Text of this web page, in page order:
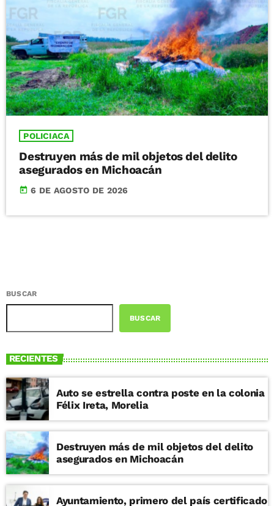
POLICIACA
Destruyen más de mil objetos del delito
asegurados en Michoacán
today 6 DE AGOSTO DE 2026
BUSCAR
BUSCAR
RECIENTES
Auto se estrella contra poste en la colonia
Félix Ireta, Morelia
Destruyen más de mil objetos del delito
asegurados en Michoacán
Ayuntamiento, primero del país certificado